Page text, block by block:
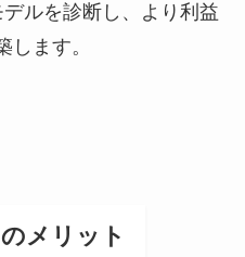
ルを診断し、より利益
ます。
メリット